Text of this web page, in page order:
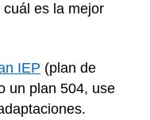
es la mejor
IEP (plan de
un plan 504, use